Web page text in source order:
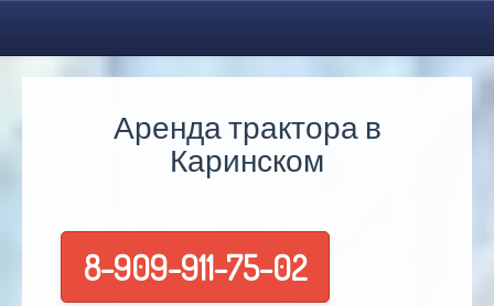
Аренда трактора в
Каринском
8-909-911-75-02